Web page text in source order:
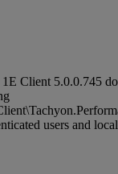
Client 5.0.0.745
users and